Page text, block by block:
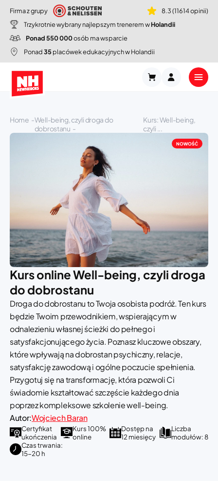
Firma z grupy
8.3 (11614 opinii)
Trzykrotnie wybrany najlepszym trenerem wHolandii
Ponad 550 000osób ma wsparcie
Ponad35placówek edukacyjnych w Holandii
Home
Well-being, czyli droga do
dobrostanu
Kurs: Well-being,
czyli ...
NOWOŚĆ
Kurs online Well-being, czyli droga
do dobrostanu
Droga do dobrostanu to Twoja osobista podróż. Ten kurs
będzie Twoim przewodnikiem, wspierającym w
odnalezieniu własnej ścieżki do pełnego i
satysfakcjonującego życia. Poznasz kluczowe obszary,
które wpływają na dobrostan psychiczny, relacje,
satysfakcję zawodową i ogólne poczucie spełnienia.
Przygotuj się na transformację, która pozwoli Ci
świadomie kształtować szczęście każdego dnia
poprzez kompleksowe szkolenie well-being.
Autor:Wojciech Baran
Certyfikat
ukończenia
Kurs 100%
online
Dostęp na
12 miesięcy
Liczba
modułów: 8
Czas trwania:
15-20 h